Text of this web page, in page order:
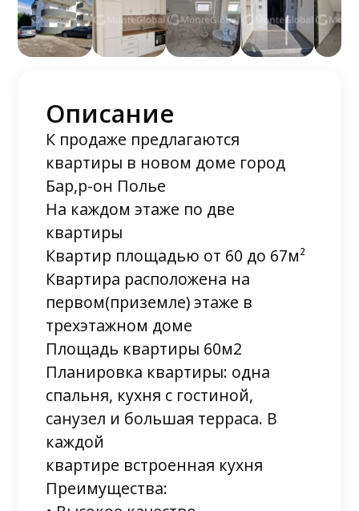
Описание
К продаже предлагаются
квартиры в новом доме город
Бар,р-он Полье
На каждом этаже по две
квартиры
Квартир площадью от 60 до 67м²
Квартира расположена на
первом(приземле) этаже в
трехэтажном доме
Площадь квартиры 60м2
Планировка квартиры: одна
спальня, кухня с гостиной,
санузел и большая терраса. В
каждой
квартире встроенная кухня
Преимущества: